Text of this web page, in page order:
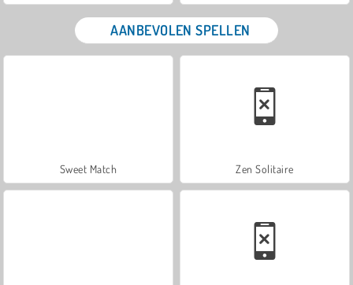
AANBEVOLEN SPELLEN
Sweet Match Zen Solitaire